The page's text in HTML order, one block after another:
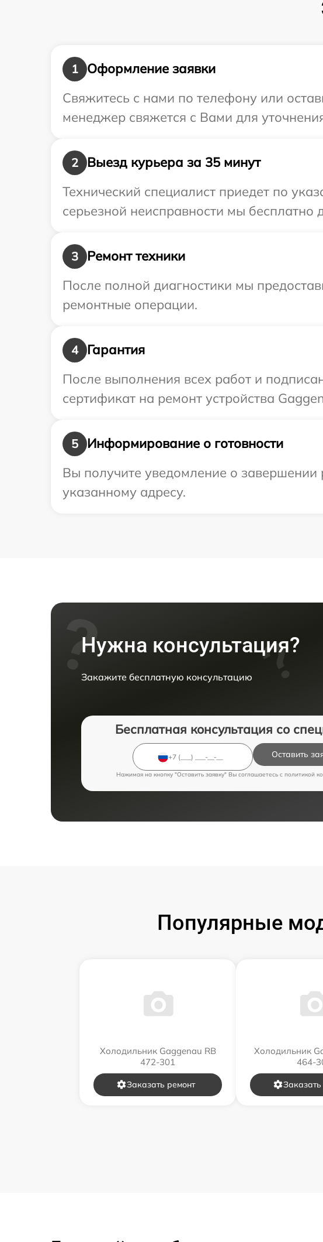
1
Оформление заявки
Свяжитесь с нами по телефону или
менеджер свяжется с Вами для
2
Выезд курьера за 35 минут
Технический специалист приедет по
серьезной неисправности мы бесплатно
3
Ремонт техники
После полной диагностики мы
ремонтные операции.
4
Гарантия
После выполнения всех работ и
сертификат на ремонт устройства
5
Информирование о готовности
Вы получите уведомление о завершении
указанному адресу.
Нужна консультация?
Закажите бесплатную консультацию
Бесплатная консультация со
Оставить
Нажимая на кнопку "Оставить заявку" Вы соглашаетесь c политикой
Популярные
Холодильник Gaggenau RB
472-301
Заказать ремонт
Холодильник
464-